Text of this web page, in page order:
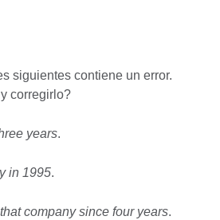
siguientes contiene un error.
corregirlo?
years.
in 1995.
company since four years.